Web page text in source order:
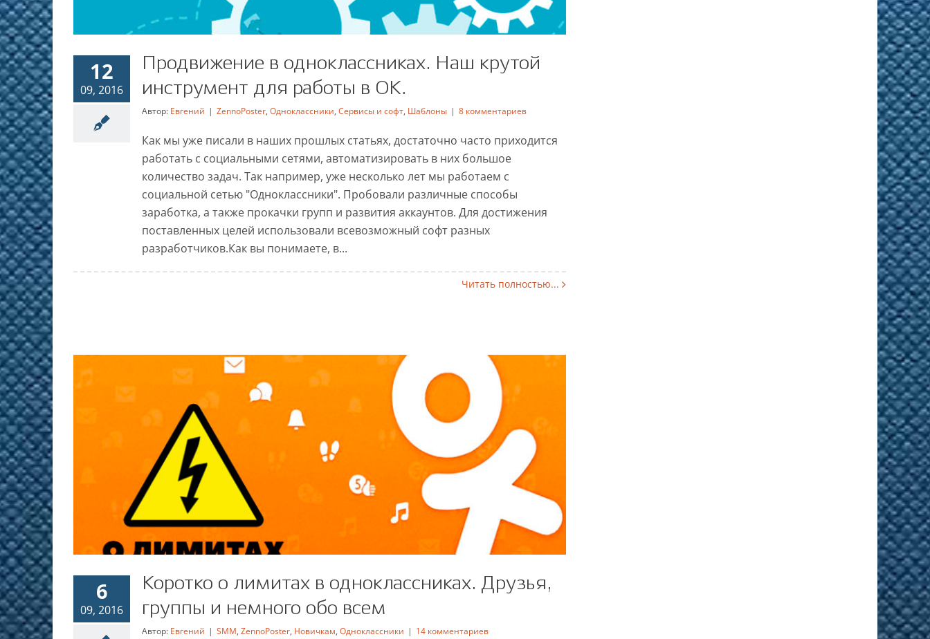
инструмент для работы в ОК.
ZennoPoster Одноклассники Сервисы и софт Шаблоны
12
09, 2016
Продвижение в одноклассниках. Наш крутой
инструмент для работы в ОК.
Автор: Евгений | ZennoPoster, Одноклассники, Сервисы и софт, Шаблоны | 8 комментариев
Как мы уже писали в наших прошлых статьях, достаточно часто приходится
работать с социальными сетями, автоматизировать в них большое
количество задач. Так например, уже несколько лет мы работаем с
социальной сетью "Одноклассники". Пробовали различные способы
заработка, а также прокачки групп и развития аккаунтов. Для достижения
поставленных целей использовали всевозможный софт разных
разработчиков.Как вы понимаете, в...
Читать полностью...
6
09, 2016
Коротко о лимитах в одноклассниках. Друзья,
группы и немного обо всем
Автор: Евгений | SMM, ZennoPoster, Новичкам, Одноклассники | 14 комментариев